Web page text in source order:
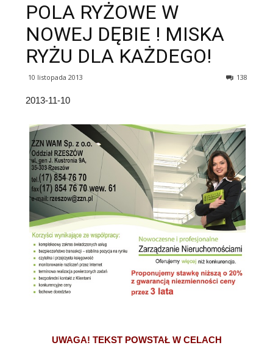
POLA RYŻOWE W
NOWEJ DĘBIE ! MISKA
RYŻU DLA KAŻDEGO!
10 listopada 2013 138
2013-11-10
UWAGA! TEKST POWSTAŁ W CELACH